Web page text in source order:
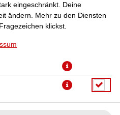
Knoblauchsauce und Käse
eingeschränkt. Deine
ändern. Mehr zu den Diensten
klickst.